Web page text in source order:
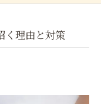
く理由と対策